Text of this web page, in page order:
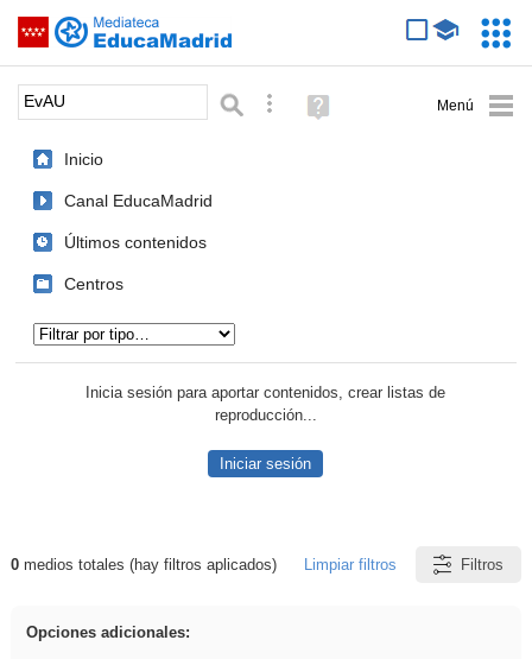
Saltar navegación
Palabra o frase: Búsqueda avanzada
Ayuda
(en
Inicio
Canal EducaMadrid
Últimos contenidos
Centros
Inicia sesión para aportar contenidos, crear listas de
reproducción...
Iniciar sesión
Resultados de: EvAU
0medios totales (hay filtros aplicados) Limpiar filtros Filtros
Opciones adicionales: